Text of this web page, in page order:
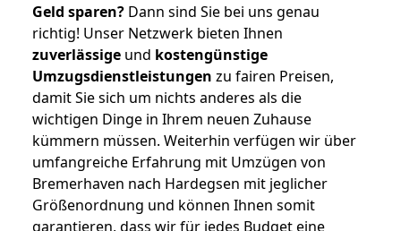
Geld sparen? Dann sind Sie bei uns genau
richtig! Unser Netzwerk bieten Ihnen
zuverlässige und kostengünstige
Umzugsdienstleistungen zu fairen Preisen,
damit Sie sich um nichts anderes als die
wichtigen Dinge in Ihrem neuen Zuhause
kümmern müssen. Weiterhin verfügen wir über
umfangreiche Erfahrung mit Umzügen von
Bremerhaven nach Hardegsen mit jeglicher
Größenordnung und können Ihnen somit
garantieren, dass wir für jedes Budget eine